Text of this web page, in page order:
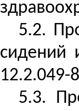
5.2.
сидений
12.2.049-
5.3.